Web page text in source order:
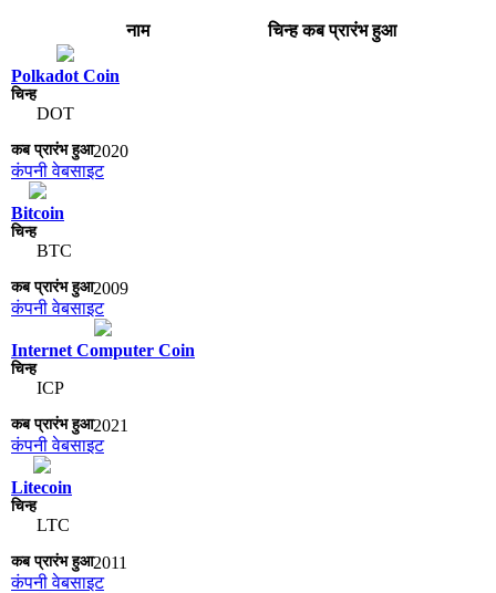
नाम चिन्ह​ कब प्रारंभ हुआ
Polkadot Coin
DOT
2020
कंपनी वेबसाइट
Bitcoin
BTC
2009
कंपनी वेबसाइट
Internet Computer Coin
ICP
2021
कंपनी वेबसाइट
Litecoin
LTC
2011
कंपनी वेबसाइट